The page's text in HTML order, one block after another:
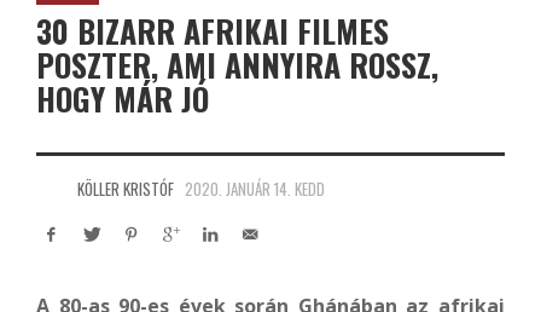
30 BIZARR AFRIKAI FILMES
POSZTER, AMI ANNYIRA ROSSZ,
HOGY MÁR JÓ
KÖLLER KRISTÓF 2020. JANUÁR 14. KEDD
A 80-as 90-es évek során Ghánában az afrikai